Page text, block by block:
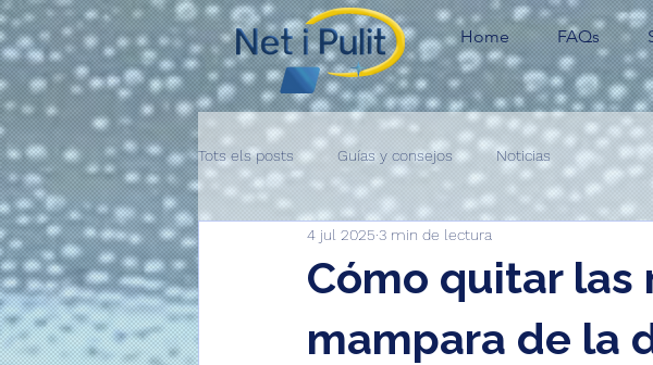
Home FAQs
Tots els posts Guías y consejos Noticias
Cómo quitar las
mampara de la
4 jul 2025 3 min de lectura